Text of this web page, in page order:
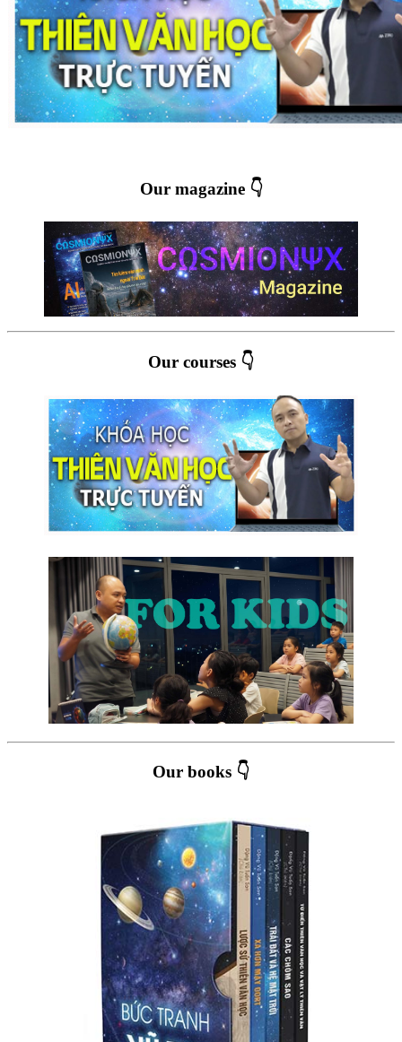
Our magazine 👇
Our courses 👇
Our books 👇